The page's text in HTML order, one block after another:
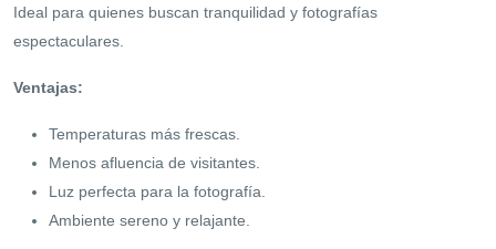
Ideal para quienes buscan tranquilidad y fotografías
espectaculares.
Ventajas:
Temperaturas más frescas.
Menos afluencia de visitantes.
Luz perfecta para la fotografía.
Ambiente sereno y relajante.